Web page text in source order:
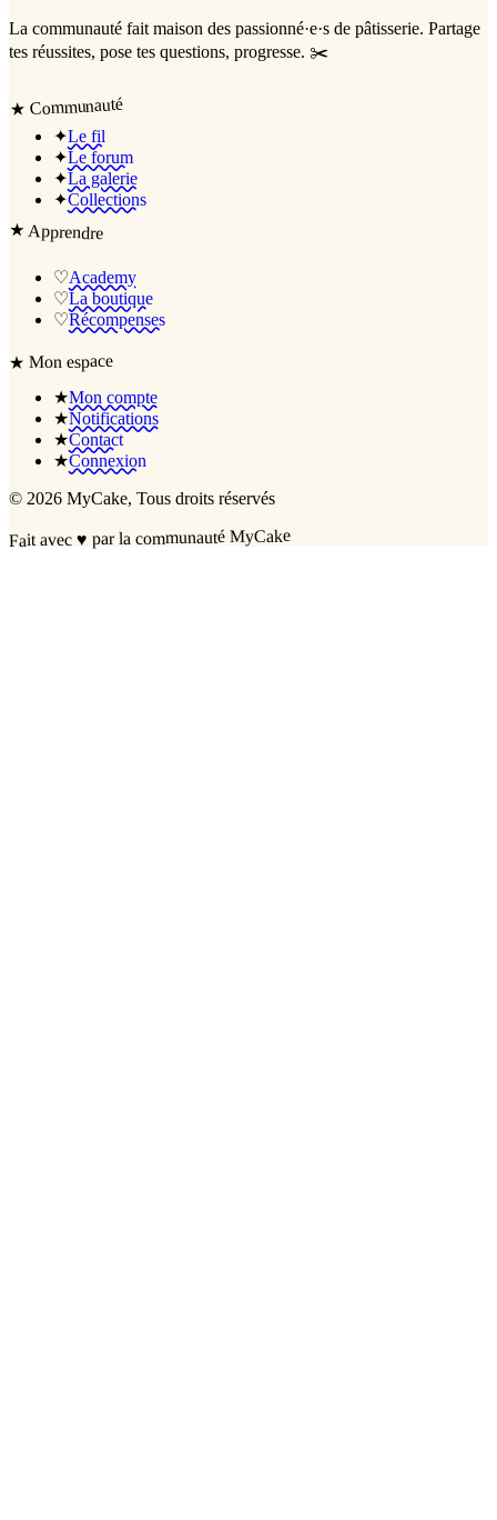
La communauté fait maison des passionné·e·s de pâtisserie. Partage
tes réussites, pose tes questions, progresse. ✂️
★ Communauté
✦Le fil
✦Le forum
✦La galerie
✦Collections
★Apprendre
♡Academy
♡La boutique
♡Récompenses
★Mon espace
★Mon compte
★Notifications
★Contact
★Connexion
© 2026 MyCake, Tous droits réservés
Fait avec♥ par la communauté MyCake